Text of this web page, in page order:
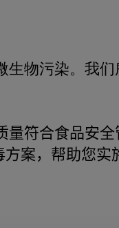
生物污染。 我们
量符合食品安全
案， 帮助您实